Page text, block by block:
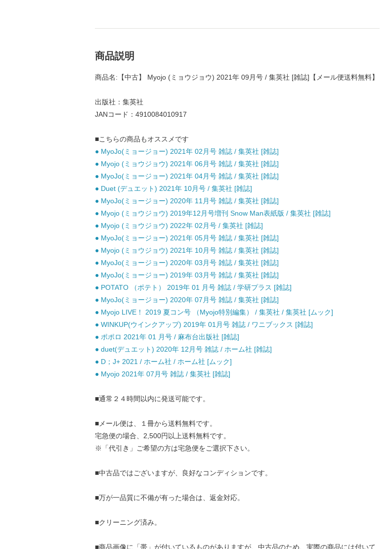
商品説明
商品名:【中古】 Myojo (ミョウジョウ) 2021年 09月号 / 集英社 [雑誌]【メール便送料無料】
出版社：集英社
JANコード：4910084010917
■こちらの商品もオススメです
● MyoJo(ミョージョー) 2021年 02月号 雑誌 / 集英社 [雑誌]
● Myojo (ミョウジョウ) 2021年 06月号 雑誌 / 集英社 [雑誌]
● MyoJo(ミョージョー) 2021年 04月号 雑誌 / 集英社 [雑誌]
● Duet (デュエット) 2021年 10月号 / 集英社 [雑誌]
● MyoJo(ミョージョー) 2020年 11月号 雑誌 / 集英社 [雑誌]
● Myojo (ミョウジョウ) 2019年12月号増刊 Snow Man表紙版 / 集英社 [雑誌]
● Myojo (ミョウジョウ) 2022年 02月号 / 集英社 [雑誌]
● MyoJo(ミョージョー) 2021年 05月号 雑誌 / 集英社 [雑誌]
● Myojo (ミョウジョウ) 2021年 10月号 雑誌 / 集英社 [雑誌]
● MyoJo(ミョージョー) 2020年 03月号 雑誌 / 集英社 [雑誌]
● MyoJo(ミョージョー) 2019年 03月号 雑誌 / 集英社 [雑誌]
● POTATO （ポテト） 2019年 01 月号 雑誌 / 学研プラス [雑誌]
● MyoJo(ミョージョー) 2020年 07月号 雑誌 / 集英社 [雑誌]
● Myojo LIVE！ 2019 夏コン号 （Myojo特別編集） / 集英社 / 集英社 [ムック]
● WINKUP(ウインクアップ) 2019年 01月号 雑誌 / ワニブックス [雑誌]
● ポポロ 2021年 01 月号 / 麻布台出版社 [雑誌]
● duet(デュエット) 2020年 12月号 雑誌 / ホーム社 [雑誌]
● D；J+ 2021 / ホーム社 / ホーム社 [ムック]
● Myojo 2021年 07月号 雑誌 / 集英社 [雑誌]
■通常２４時間以内に発送可能です。
■メール便は、１冊から送料無料です。
宅急便の場合、2,500円以上送料無料です。
※「代引き」ご希望の方は宅急便をご選択下さい。
■中古品ではございますが、良好なコンディションです。
■万が一品質に不備が有った場合は、返金対応。
■クリーニング済み。
■商品画像に「帯」が付いているものがありますが、中古品のため、実際の商品には付いて